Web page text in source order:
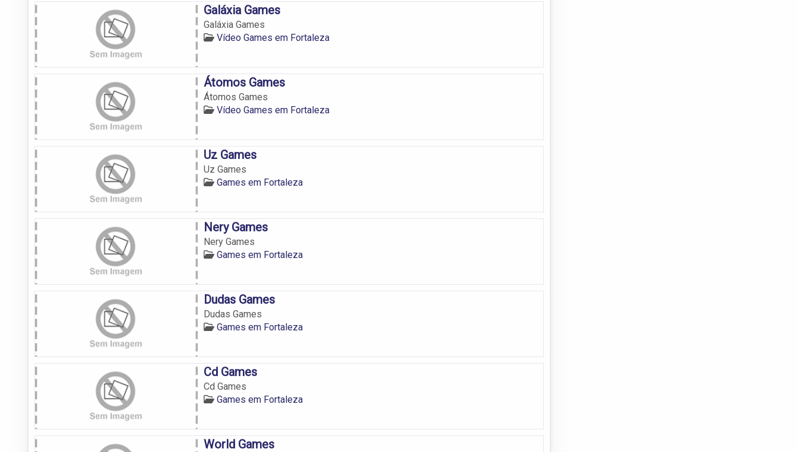
Galáxia Games
Galáxia Games
Vídeo Games em Fortaleza
Átomos Games
Átomos Games
Vídeo Games em Fortaleza
Uz Games
Uz Games
Games em Fortaleza
Nery Games
Nery Games
Games em Fortaleza
Dudas Games
Dudas Games
Games em Fortaleza
Cd Games
Cd Games
Games em Fortaleza
World Games